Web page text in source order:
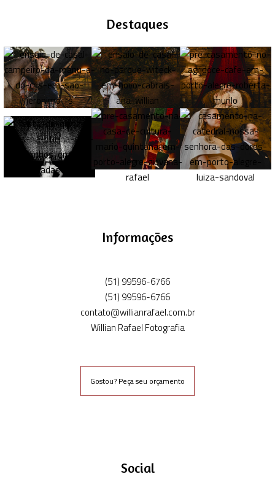
Destaques
Informações
(51) 99596-6766
(51) 99596-6766
contato@willianrafael.com.br
Willian Rafael Fotografia
Gostou? Peça seu orçamento
Social